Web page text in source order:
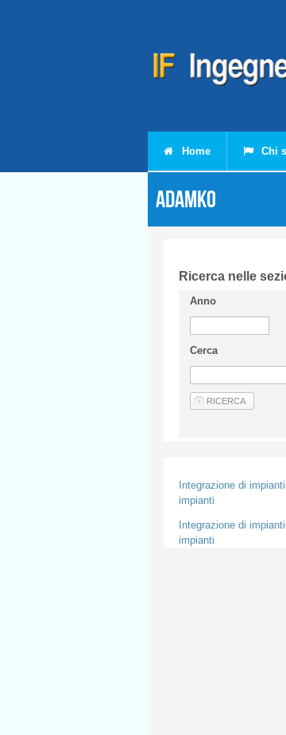
Home Chi
ADAMKO
Ricerca nelle
Anno
Cerca
Integrazione di
impianti
Integrazione di
impianti